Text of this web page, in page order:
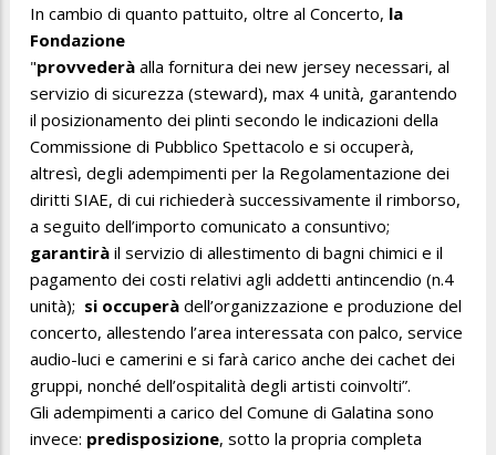
In cambio di quanto pattuito, oltre al Concerto, la
Fondazione
"provvederà alla fornitura dei new jersey necessari, al
servizio di sicurezza (steward), max 4 unità, garantendo
il posizionamento dei plinti secondo le indicazioni della
Commissione di Pubblico Spettacolo e si occuperà,
altresì, degli adempimenti per la Regolamentazione dei
diritti SIAE, di cui richiederà successivamente il rimborso,
a seguito dell’importo comunicato a consuntivo;
garantirà il servizio di allestimento di bagni chimici e il
pagamento dei costi relativi agli addetti antincendio (n.4
unità); si occuperà dell’organizzazione e produzione del
concerto, allestendo l’area interessata con palco, service
audio-luci e camerini e si farà carico anche dei cachet dei
gruppi, nonché dell’ospitalità degli artisti coinvolti”.
Gli adempimenti a carico del Comune di Galatina sono
invece: predisposizione, sotto la propria completa